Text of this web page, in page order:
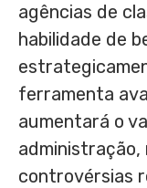
agências de
habilidade de
ferramenta
aumentará o
controvérsias